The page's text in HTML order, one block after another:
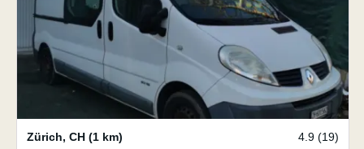
Zürich, CH (1 km) 4.9 (19)